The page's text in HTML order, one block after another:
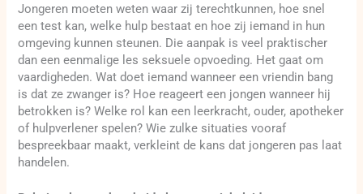
Jongeren moeten weten waar zij terechtkunnen, hoe snel
een test kan, welke hulp bestaat en hoe zij iemand in hun
omgeving kunnen steunen. Die aanpak is veel praktischer
dan een eenmalige les seksuele opvoeding. Het gaat om
vaardigheden. Wat doet iemand wanneer een vriendin bang
is dat ze zwanger is? Hoe reageert een jongen wanneer hij
betrokken is? Welke rol kan een leerkracht, ouder, apotheker
of hulpverlener spelen? Wie zulke situaties vooraf
bespreekbaar maakt, verkleint de kans dat jongeren pas laat
handelen.